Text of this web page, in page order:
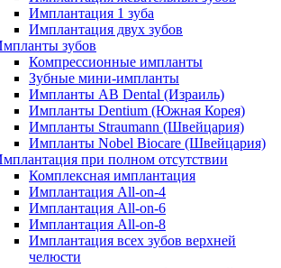
Имплантация 1 зуба
Имплантация двух зубов
зубов
Компрессионные импланты
Зубные мини-импланты
Импланты AB Dental (Израиль)
Импланты Dentium (Южная Корея)
Импланты Straumann (Швейцария)
Импланты Nobel Biocare (Швейцария)
при полном отсутствии
Комплексная имплантация
Имплантация All-on-4
Имплантация All-on-6
Имплантация All-on-8
Имплантация всех зубов верхней
челюсти